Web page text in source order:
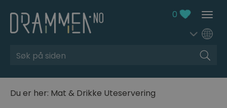
0
Søk
Du er her: Mat & Drikke Uteservering